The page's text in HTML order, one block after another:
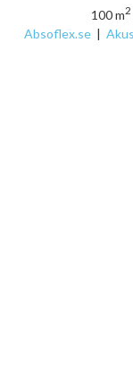
100 m2
Absoflex.se |